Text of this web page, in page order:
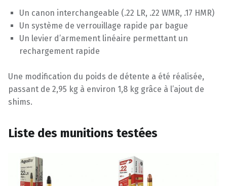
Un canon interchangeable (.22 LR, .22 WMR, .17 HMR)
Un système de verrouillage rapide par bague
Un levier d’armement linéaire permettant un
rechargement rapide
Une modification du poids de détente a été réalisée,
passant de 2,95 kg à environ 1,8 kg grâce à l’ajout de
shims.
Liste des munitions testées